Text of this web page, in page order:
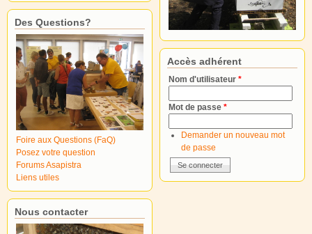
Des Questions?
Foire aux Questions (FaQ)
Posez votre question
Forums Asapistra
Liens utiles
Nous contacter
Accès adhérent
Nom d'utilisateur *
Mot de passe *
Demander un nouveau mot
de passe